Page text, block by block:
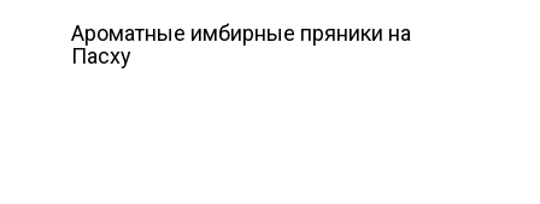
Ароматные имбирные пряники на
Пасху